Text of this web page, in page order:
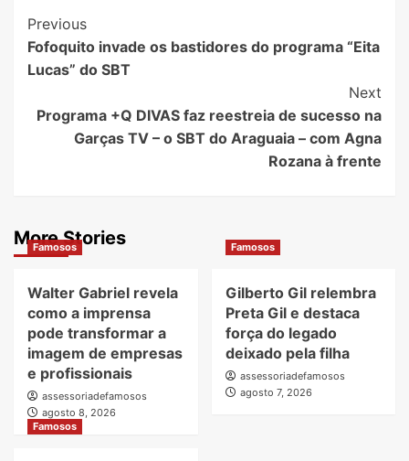
Post
Navigation
Previous
Fofoquito invade os bastidores do programa “Eita
Lucas” do SBT
Next
Programa +Q DIVAS faz reestreia de sucesso na
Garças TV – o SBT do Araguaia – com Agna
Rozana à frente
More Stories
Famosos
Walter Gabriel revela
como a imprensa
pode transformar a
imagem de empresas
e profissionais
assessoriadefamosos
agosto 8, 2026
Famosos
Gilberto Gil relembra
Preta Gil e destaca
força do legado
deixado pela filha
assessoriadefamosos
agosto 7, 2026
Famosos